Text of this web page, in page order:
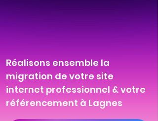
Réalisons ensemble la
migration de votre site
internet professionnel & votre
référencement à Lagnes